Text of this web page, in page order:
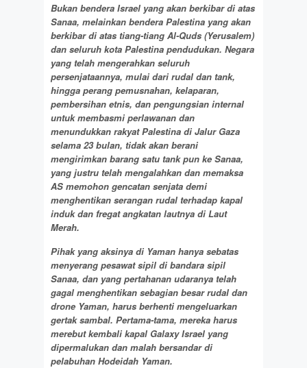
Bukan bendera Israel yang akan berkibar di atas
Sanaa, melainkan bendera Palestina yang akan
berkibar di atas tiang-tiang Al-Quds (Yerusalem)
dan seluruh kota Palestina pendudukan. Negara
yang telah mengerahkan seluruh
persenjataannya, mulai dari rudal dan tank,
hingga perang pemusnahan, kelaparan,
pembersihan etnis, dan pengungsian internal
untuk membasmi perlawanan dan
menundukkan rakyat Palestina di Jalur Gaza
selama 23 bulan, tidak akan berani
mengirimkan barang satu tank pun ke Sanaa,
yang justru telah mengalahkan dan memaksa
AS memohon gencatan senjata demi
menghentikan serangan rudal terhadap kapal
induk dan fregat angkatan lautnya di Laut
Merah.
Pihak yang aksinya di Yaman hanya sebatas
menyerang pesawat sipil di bandara sipil
Sanaa, dan yang pertahanan udaranya telah
gagal menghentikan sebagian besar rudal dan
drone Yaman, harus berhenti mengeluarkan
gertak sambal. Pertama-tama, mereka harus
merebut kembali kapal Galaxy Israel yang
dipermalukan dan malah bersandar di
pelabuhan Hodeidah Yaman.